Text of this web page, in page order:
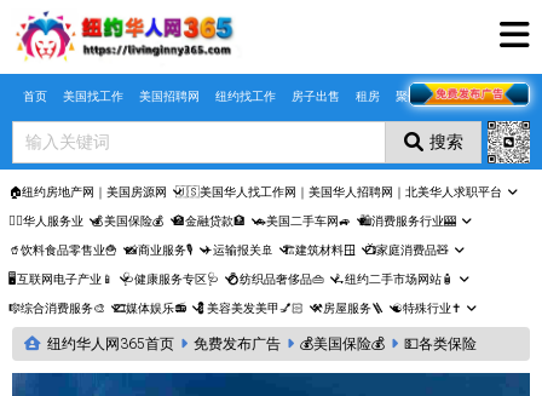
Skip to main content
首页 美国找工作 美国招聘网 纽约找工作 房子出售 租房 聚合页
搜索
🏠纽约房地产网｜美国房源网 🇺🇸美国华人找工作网｜美国华人招聘网｜北美华人求职平台
🤵‍♀️华人服务业 💰美国保险💰 🏦金融贷款🏦 🚗美国二手车网🚙 🛍️消费服务行业🎰
🥤饮料食品零售业🍟 📸商业服务🎙️ ✈️运输报关🚢 🏗️建筑材料🪟 📺家庭消费品🧸
🖥️互联网电子产业📱 🩺健康服务专区🩺 💍纺织品奢侈品👜 🛴纽约二手市场网站🧴
🎼综合消费服务🎨 🎞️媒体娱乐📻 💈美容美发美甲💅🏻 ⚒️房屋服务🪜 ☯️特殊行业✝️
纽约华人网365首页 免费发布广告 💰美国保险💰 💵各类保险